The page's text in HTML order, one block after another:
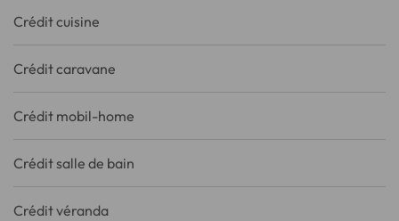
Crédit cuisine
Crédit caravane
Crédit mobil-home
Crédit salle de bain
Crédit véranda